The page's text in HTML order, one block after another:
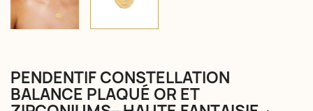
PENDENTIF CONSTELLATION
BALANCE PLAQUÉ OR ET